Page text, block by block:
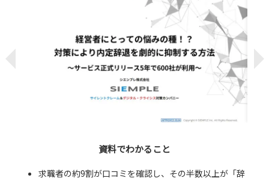
資料でわかること
求職者の約9割が口コミを確認し、その半数以上が「辞